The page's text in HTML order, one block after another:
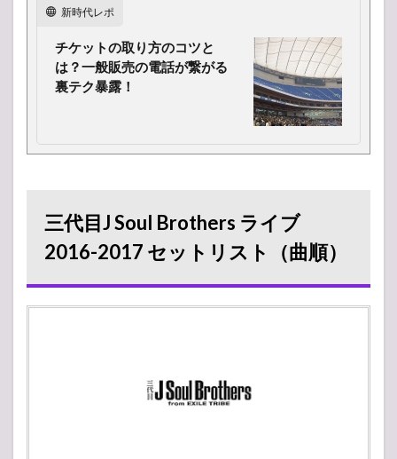
新時代レポ
チケットの取り方のコツと
は？一般販売の電話が繋がる
裏テク暴露！
三代目J Soul Brothers ライブ
2016-2017 セットリスト（曲順）